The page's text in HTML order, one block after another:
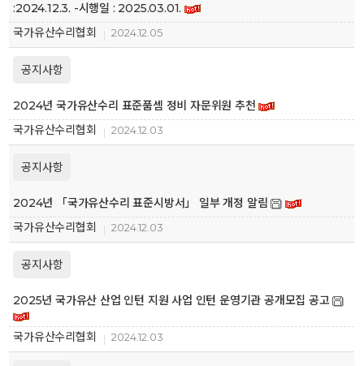
:2024.12.3. -시행일 : 2025.03.01.
국가유산수리협회
2024.12.05
공지사항
2024년 국가유산수리 표준품셈 정비 자문위원 추천
국가유산수리협회
2024.12.03
공지사항
2024년 「국가유산수리 표준시방서」 일부 개정 알림
국가유산수리협회
2024.12.03
공지사항
2025년 국가유산 산업 인턴 지원 사업 인턴 운영기관 공개모집 공고
국가유산수리협회 2024.12.03